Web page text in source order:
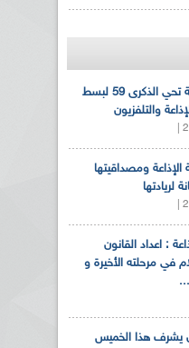
الإذاعة الجزائرية تحي الذكرى 59 لبسط
والتلفزيون
الإذاعة ومصداقيتها
لريادتها
: اعداد القانون
في مرحلته الأخيرة و
يشرف هذا الخميس